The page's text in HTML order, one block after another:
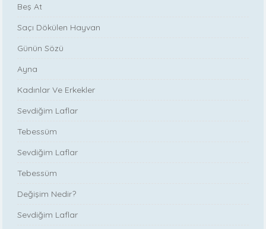
Beş At
Saçı Dökülen Hayvan
Günün Sözü
Ayna
Kadınlar Ve Erkekler
Sevdiğim Laflar
Tebessüm
Sevdiğim Laflar
Tebessüm
Değişim Nedir?
Sevdiğim Laflar